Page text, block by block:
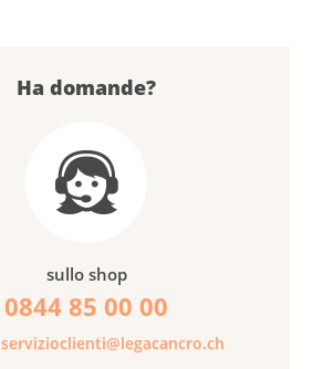
Ha domande?
sullo shop
0844 85 00 00
servizioclienti@legacancro.ch